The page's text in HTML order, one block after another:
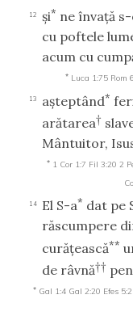
12 şi* ne învaţă
cu poftele
acum cu
* Luca 1:75 Rom
13 aşteptând*
arătarea†
Mântuitor,
* 1 Cor 1:7 Fil 3:20 2
14 El S-a* dat pe
răscumpere
curăţească**
de râvnă††
* Gal 1:4 Gal 2:20 Efes 5:2